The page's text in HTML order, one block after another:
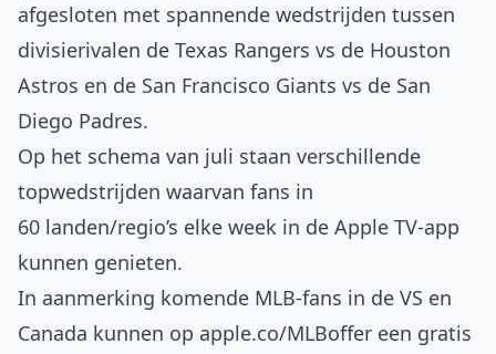
afgesloten met spannende wedstrijden tussen
divisierivalen de Texas Rangers vs de Houston
Astros en de San Francisco Giants vs de San
Diego Padres.
Op het schema van juli staan verschillende
topwedstrijden waarvan fans in
60 landen/regio’s elke week in de Apple TV-app
kunnen genieten.
In aanmerking komende MLB-fans in de VS en
Canada kunnen op apple.co/MLBoffer een gratis